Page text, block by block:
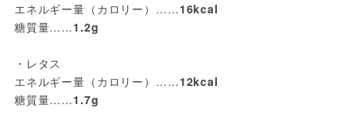
エネルギー量（カロリー）……16kcal
糖質量……1.2g
・レタス
エネルギー量（カロリー）……12kcal
糖質量……1.7g